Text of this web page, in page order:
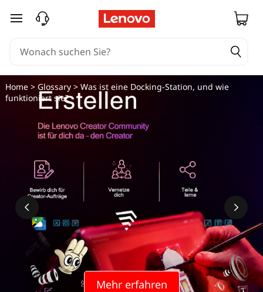
zum Hauptinhalt springen
Mehr erfahren
Home> Glossary> Was ist eine Docking-Station, und wie
funktioniert sie?